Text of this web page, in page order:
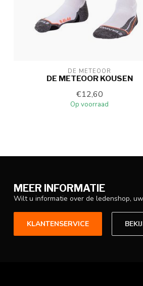
DE METEOOR
DE METEOOR KOUSEN
€12,60
Op voorraad
MEER INFORMATIE
Wilt u informatie over de ledenshop,
KLANTENSERVICE